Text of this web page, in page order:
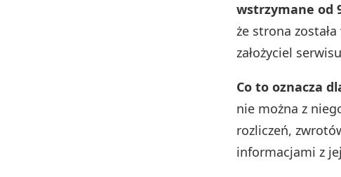
wstrzymane od
że strona
założyciel
Co to oznacza
nie można z
rozliczeń,
informacjami z